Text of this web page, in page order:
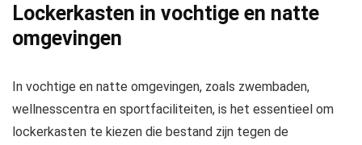
Lockerkasten in vochtige en natte
omgevingen
In vochtige en natte omgevingen, zoals zwembaden,
wellnesscentra en sportfaciliteiten, is het essentieel om
lockerkasten te kiezen die bestand zijn tegen de